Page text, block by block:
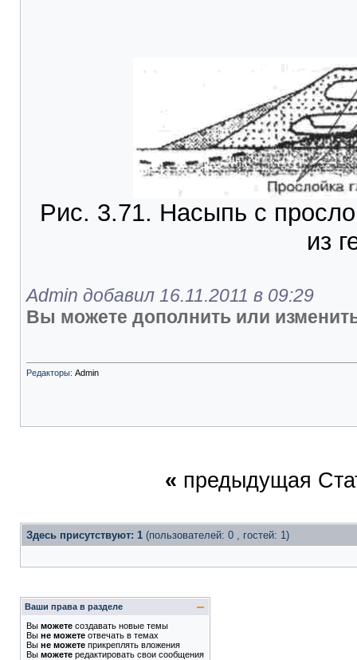
Рис. 3.71. Насыпь с
из
Admin добавил 16.11.2011 в 09:29
Вы можете дополнить или
Редакторы: Admin
« предыдущая
Здесь присутствуют: 1 (пользователей: 0 , гостей: 1)
Ваши права в разделе
Вы можете создавать новые темы
Вы не можете отвечать в темах
Вы не можете прикреплять вложения
Вы можете редактировать свои сообщения